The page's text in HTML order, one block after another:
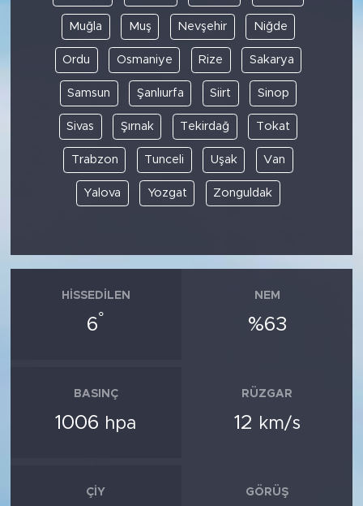
Muğla Muş Nevşehir Niğde
Ordu Osmaniye Rize Sakarya
Samsun Şanlıurfa Siirt Sinop
Sivas Şırnak Tekirdağ Tokat
Trabzon Tunceli Uşak Van
Yalova Yozgat Zonguldak
HISSEDILEN
6°
NEM
%63
BASINÇ
1006 hpa
RÜZGAR
12 km/s
ÇIY GÖRÜŞ